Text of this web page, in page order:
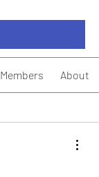
Members About